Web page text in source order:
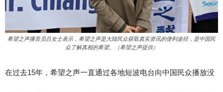
希望之声播音员吕女士表示，希望之声是大陆民众获取真实资讯的便利途径，是中国民
众了解真相的希望。（希望之声提供）
在过去15年，希望之声一直通过各地短波电台向中国民众播放没